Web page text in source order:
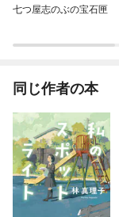
七つ屋志のぶの宝石匣
同じ作者の本